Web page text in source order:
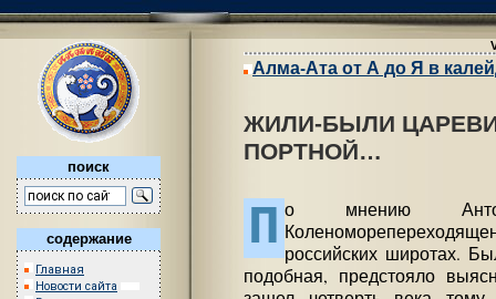
поиск
содержание
Главная
Новости сайта
Алма-Ата от А до Я в
ЖИЛИ-БЫЛИ
ПОРТНОЙ…
П о мнению
российских широтах.
подобная, предстояло